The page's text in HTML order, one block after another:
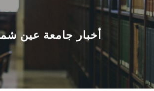
أخبار جامعة عين